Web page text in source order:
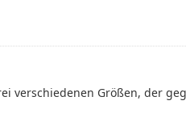
verschiedenen Größen, der